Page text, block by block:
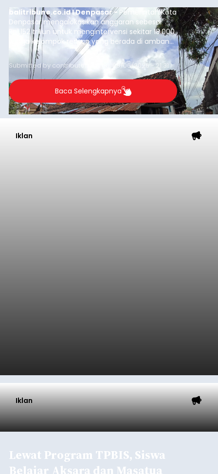
balitribune.co.id I Denpasar - Pemerintah Kota
Denpasar mengalokasikan anggaran sebesar
Rp1,152 triliun untuk mengintervensi sekitar 18.000
warga kelompok rentan yang berada di ambang
garis kemiskinan. Langkah strategis ini diambil
guna menjaga masyarakat yang berada pada
kelompok desil 5 dan 6 tersebut agar tidak
merosot ke kategori miskin.
Submitted by contributor Thu, 08/06/2026 - 21:31
Baca Selengkapnya
Iklan
Iklan
Lewat Program TPBIS, Siswa
Belajar Aksara dan Masatua